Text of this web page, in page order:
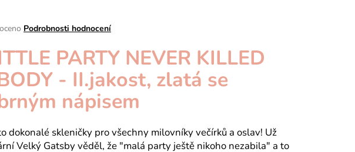
Podrobnosti hodnocení
PARTY NEVER KILLED
- II.jakost, zlatá se
nápisem
dokonalé skleničky pro všechny milovníky večírků a oslav! Už
Velký Gatsby věděl, že "malá party ještě nikoho nezabila" a to